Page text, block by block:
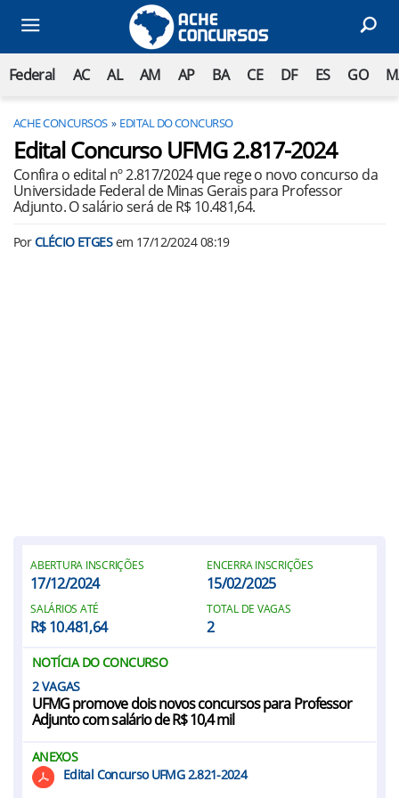
Federal AC AL AM AP BA CE DF ES GO
ACHE CONCURSOS EDITAL DO CONCURSO
Edital Concurso UFMG 2.817-2024
Confira o edital nº 2.817/2024 que rege o novo concurso da
Universidade Federal de Minas Gerais para Professor
Adjunto. O salário será de R$ 10.481,64.
PorCLÉCIO ETGESem 17/12/2024 08:19
ABERTURA INSCRIÇÕES
17/12/2024
ENCERRA INSCRIÇÕES
15/02/2025
SALÁRIOS ATÉ
R$ 10.481,64
TOTAL DE VAGAS
2
NOTÍCIA DO CONCURSO
2
UFMG promove dois novos concursos para Professor
Adjunto com salário de R$ 10,4 mil
ANEXOS
Edital Concurso UFMG 2.821-2024